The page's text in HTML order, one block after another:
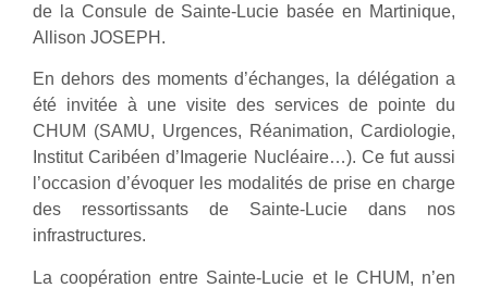
de la Consule de Sainte-Lucie basée en Martinique,
Allison JOSEPH.
En dehors des moments d’échanges, la délégation a
été invitée à une visite des services de pointe du
CHUM (SAMU, Urgences, Réanimation, Cardiologie,
Institut Caribéen d’Imagerie Nucléaire…). Ce fut aussi
l’occasion d’évoquer les modalités de prise en charge
des ressortissants de Sainte-Lucie dans nos
infrastructures.
La coopération entre Sainte-Lucie et le CHUM, n’en